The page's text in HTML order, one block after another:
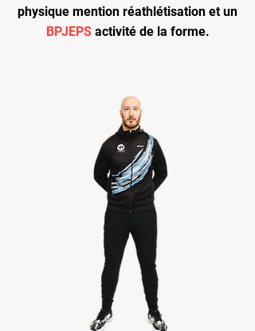
physique mention réathlétisation et un
BPJEPSactivité de la forme.